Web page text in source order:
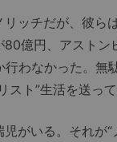
ッチだが、彼ら
億円、アスト
わなかった。無
ト”生活を送って
がいる。それが“